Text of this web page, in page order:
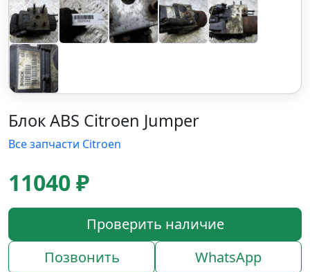
Блок ABS Citroen Jumper
Все запчасти Citroen
11040 ₽
Проверить наличие
Позвонить
WhatsApp